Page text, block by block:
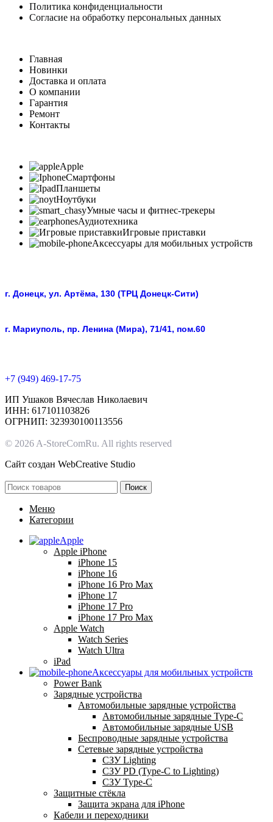
Политика конфиденциальности
Согласие на обработку персональных данных
Главная
Новинки
Доставка и оплата
О компании
Гарантия
Ремонт
Контакты
Apple
Смартфоны
Планшеты
Ноутбуки
Умные часы и фитнес-трекеры
Аудиотехника
Игровые приставки
Аксессуары для мобильных устройств
г. Донецк, ул. Артёма, 130 (ТРЦ Донецк-Сити)
г. Мариуполь, пр. Ленина (Мира), 71/41, пом.60
+7 (949) 469-17-75
ИП Ушаков Вячеслав Николаевич
ИНН: 617101103826
ОГРНИП: 323930100113556
© 2026 A-StoreComRu. All rights reserved
Сайт создан WebCreative Studio
Поиск
Меню
Категории
Apple
Apple iPhone
iPhone 15
iPhone 16
iPhone 16 Pro Max
iPhone 17
iPhone 17 Pro
iPhone 17 Pro Max
Apple Watch
Watch Series
Watch Ultra
iPad
Аксессуары для мобильных устройств
Power Bank
Зарядные устройства
Автомобильные зарядные устройства
Автомобильные зарядные Type-C
Автомобильные зарядные USB
Беспроводные зарядные устройства
Сетевые зарядные устройства
СЗУ Lighting
СЗУ PD (Type-C to Lighting)
СЗУ Type-C
Защитные стёкла
Защита экрана для iPhone
Кабели и переходники